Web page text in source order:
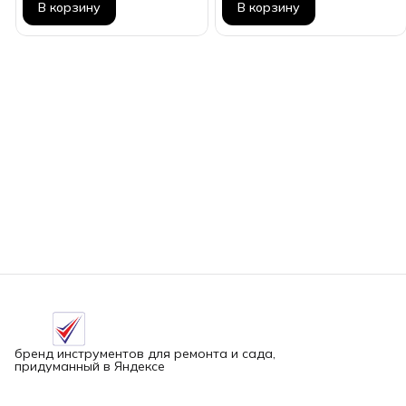
В корзину В корзину
бренд инструментов для ремонта и сада,
придуманный в Яндексе